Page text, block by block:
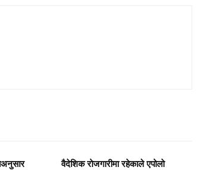
वैदेशिक रोजगारीमा रहेकाले एपोलो